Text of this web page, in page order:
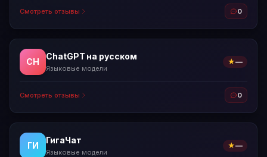
Смотреть отзывы 0
CH
ChatGPT на русском
Языковые модели
★—
Смотреть отзывы 0
ГИ
ГигаЧат
Языковые модели
★—